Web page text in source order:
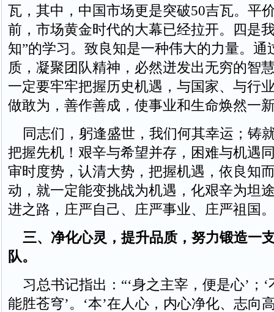
瓦，其中，中国市场更是突破50吉瓦。平
前，市场黄金时代的大幕已经拉开。四是
知”的学习。致良知是一种伟大的力量。通
质，凝聚团队精神，必然迸发出无穷的智
一定要牢牢把握历史机遇，与国家、与行
做敢为，善作善成，使事业和生命焕然一
同志们，躬逢盛世，我们何其幸运；铸
把握先机！艰辛与希望并存，困难与机遇
审时度势，认清大势，把握机遇，依良知
动，就一定能变挑战为机遇，化艰辛为坦
进之路，庄严自己、庄严事业、庄严祖国
三、净化心灵，提升品质，努力锻造一
队。
习总书记指出：“‘身之主宰，便是心’；
能胜苍穹’。‘本’在人心，内心净化、志向